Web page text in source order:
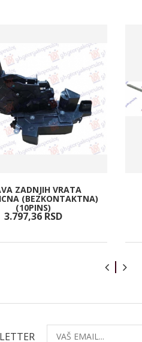
ZADNJIH VRATA
(BEZKONTAKTNA)
(10PINS)
3.797,36 RSD